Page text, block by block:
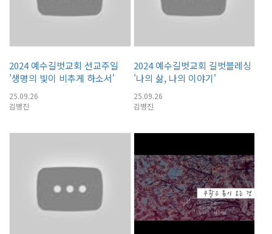
2024 예수길벗교회 선교주일
'생명의 빛이 비추게 하소서'
25.09.26
김병진
2024 예수길벗교회 길벗블레싱
'나의 삶, 나의 이야기'
25.09.26
김병진